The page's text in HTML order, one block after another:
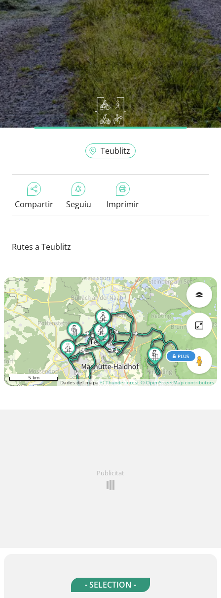
Teublitz
Compartir Seguiu Imprimir
Rutes a Teublitz
Dades del mapa © Thunderforest © OpenStreetMap contributors
PLUS
5 km
Publicitat
- SELECTION -